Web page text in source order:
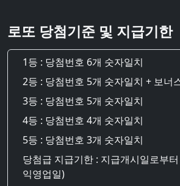
로또 당첨기준 및 지급기한
1등 : 당첨번호 6개 숫자일치
2등 : 당첨번호 5개 숫자일치 + 보너
3등 : 당첨번호 5개 숫자일치
4등 : 당첨번호 4개 숫자일치
5등 : 당첨번호 3개 숫자일치
당첨급 지급기한 : 지급개시일로부
익영업일)